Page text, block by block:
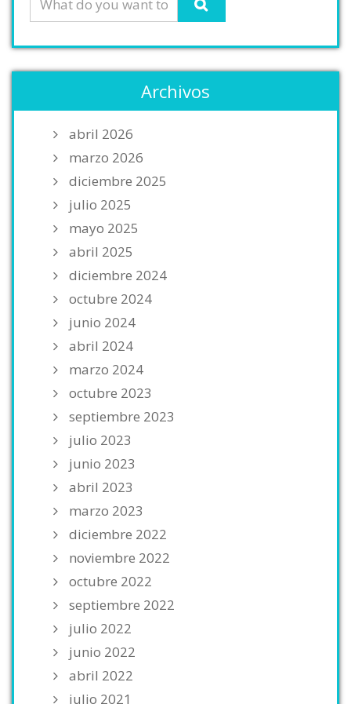
Archivos
abril 2026
marzo 2026
diciembre 2025
julio 2025
mayo 2025
abril 2025
diciembre 2024
octubre 2024
junio 2024
abril 2024
marzo 2024
octubre 2023
septiembre 2023
julio 2023
junio 2023
abril 2023
marzo 2023
diciembre 2022
noviembre 2022
octubre 2022
septiembre 2022
julio 2022
junio 2022
abril 2022
julio 2021